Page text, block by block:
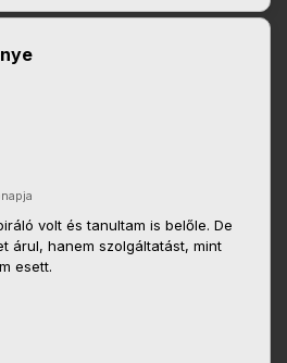
volt és tanultam is belőle. De
árul, hanem szolgáltatást, mint
esett.